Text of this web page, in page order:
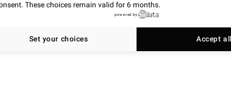
These choices remain valid for 6 months.
powered by
Set your choices Accept all